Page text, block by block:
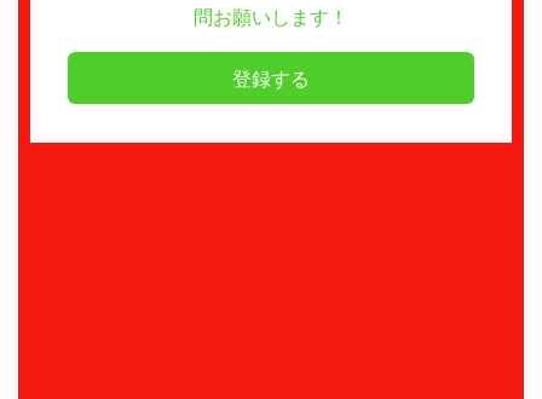
問お願いします！
登録する